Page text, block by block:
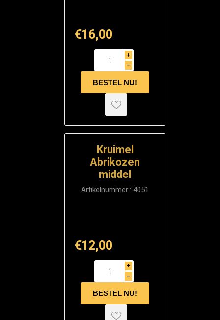
€16,00
i
h
Kruimel
Abrikozen
middel
Artikelnummer:: 4051
€12,00
i
h